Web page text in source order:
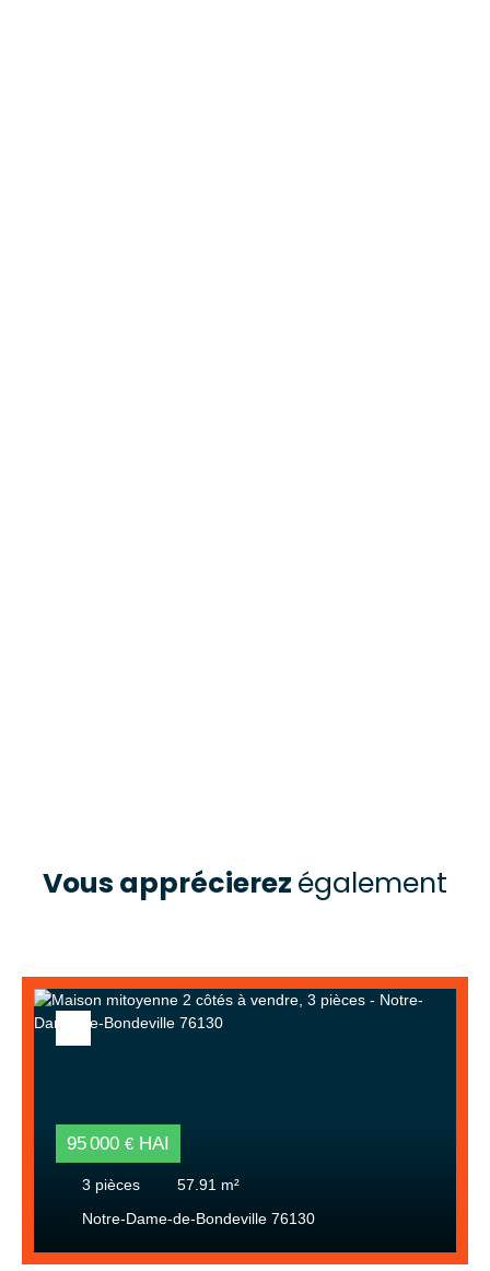
Vous apprécierez également
95 000 € HAI
3 pièces 57.91 m²
Notre-Dame-de-Bondeville 76130